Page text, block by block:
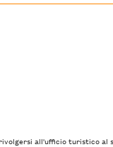
all'ufficio turistico al